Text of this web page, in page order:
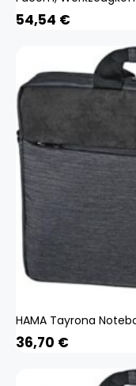
54,54 €
HAMA Tayrona
36,70 €